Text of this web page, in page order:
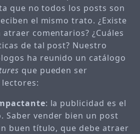
que no todos los posts son
el mismo trato. ¿Existe
comentarios? ¿Cuáles
de tal post? Nuestro
ha reunido un catálogo
que pueden ser
: la publicidad es el
Saber vender bien un post
buen título, que debe atraer